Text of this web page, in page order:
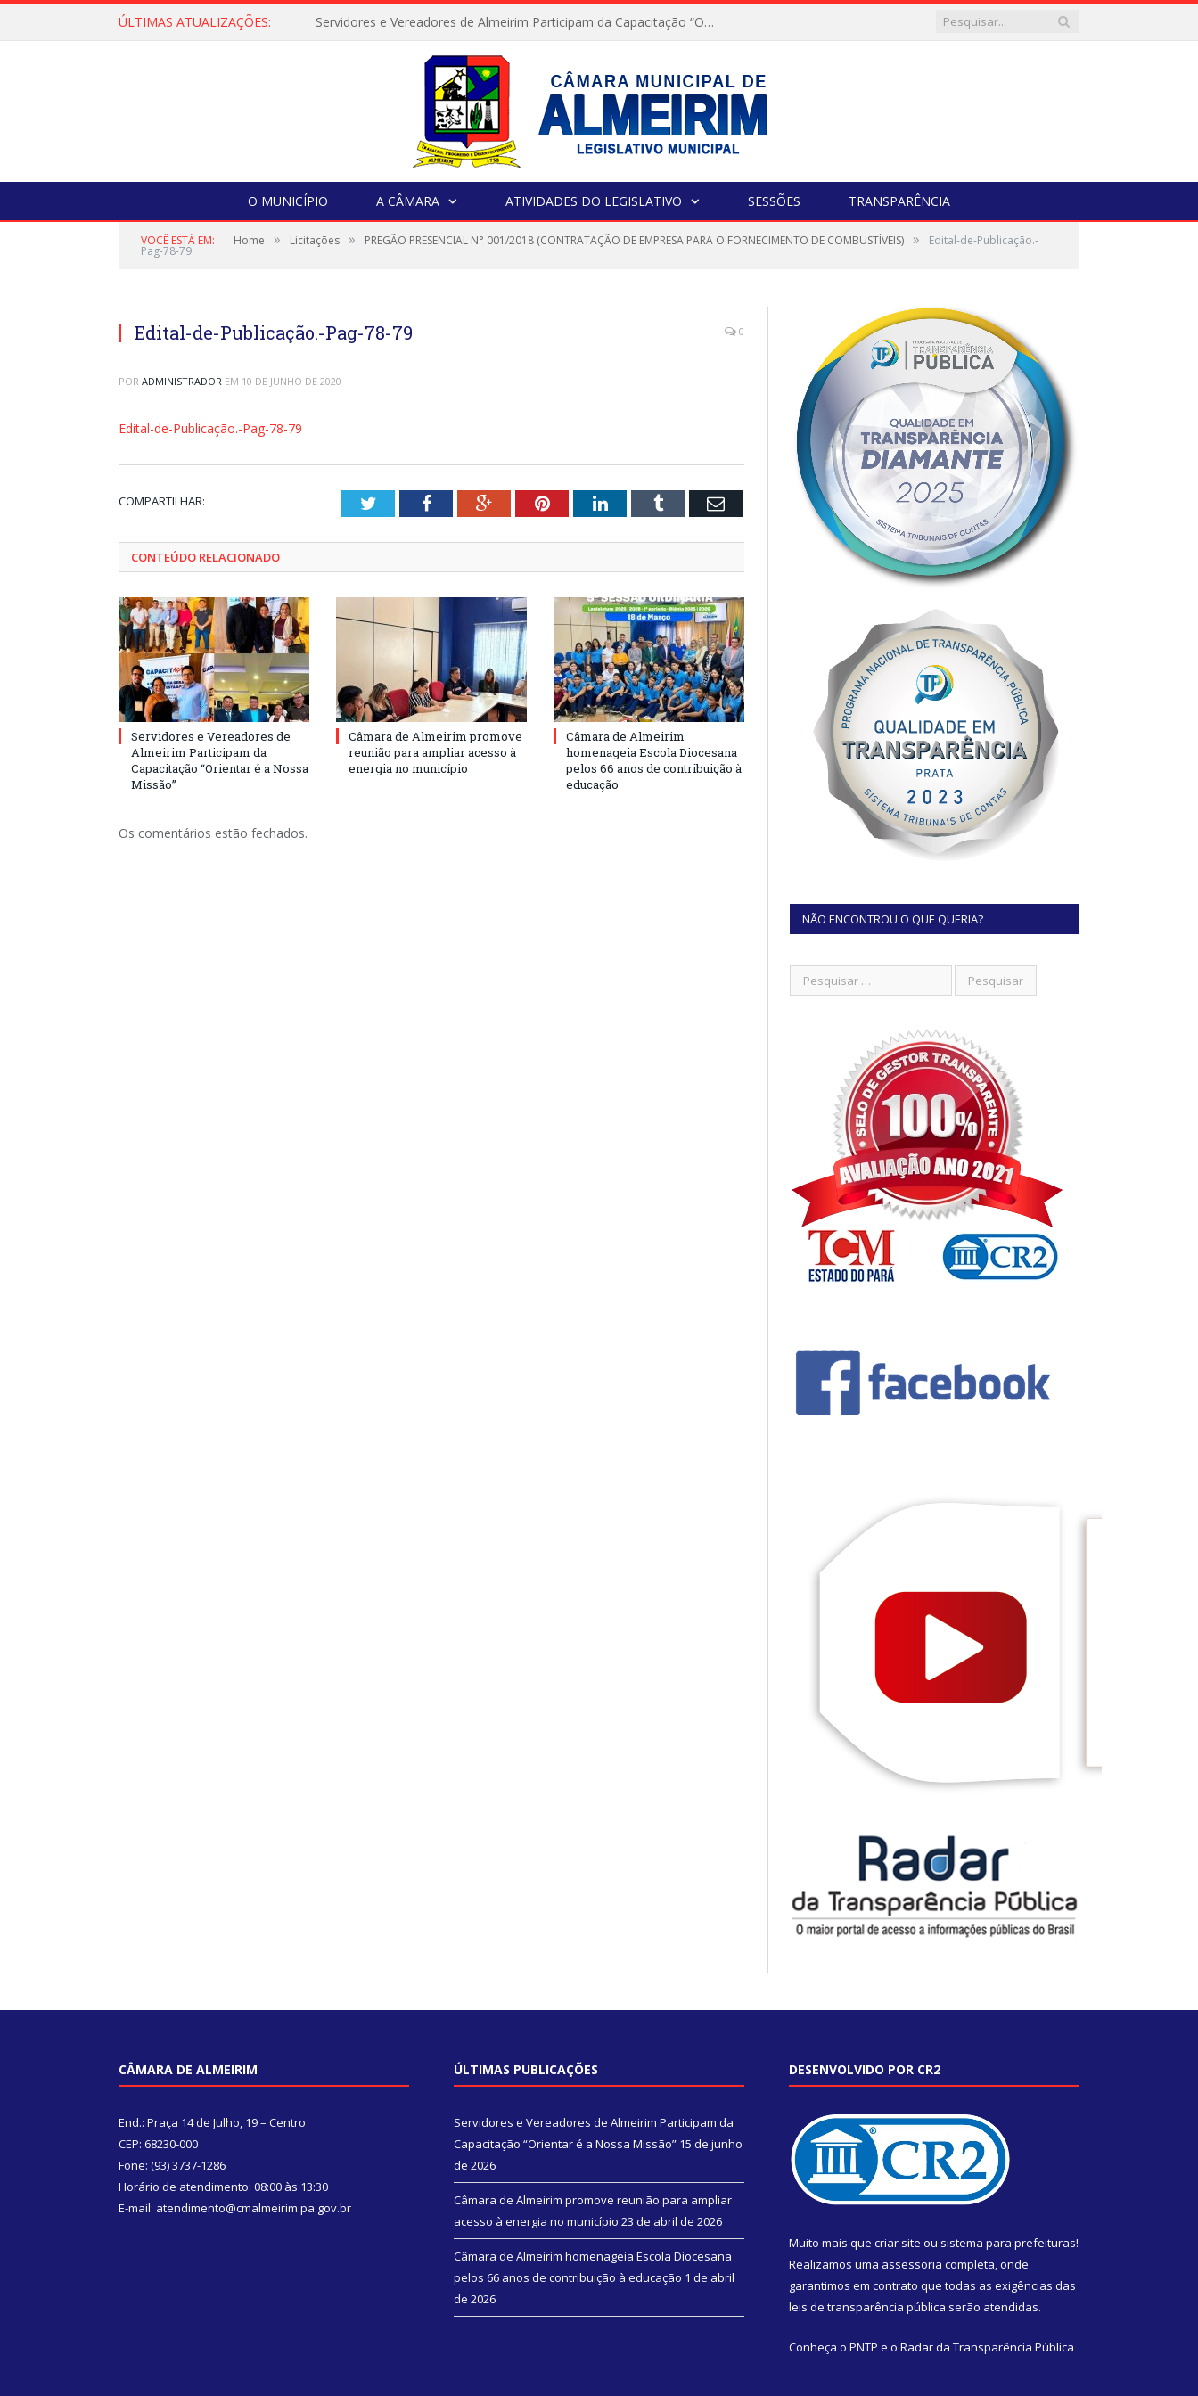
ÚLTIMAS ATUALIZAÇÕES: Servidores e Vereadores de Almeirim Participam da Capacitação “Orientar é a Nossa Missão”
O MUNICÍPIO A CÂMARA ATIVIDADES DO LEGISLATIVO SESSÕES TRANSPARÊNCIA
VOCÊ ESTÁ EM: Home » Licitações » PREGÃO PRESENCIAL N° 001/2018 (CONTRATAÇÃO DE EMPRESA PARA O FORNECIMENTO DE COMBUSTÍVEIS) » Edital-de-Publicação.-
Pag-78-79
Edital-de-Publicação.-Pag-78-79 0
POR ADMINISTRADOR EM 10 DE JUNHO DE 2020
Edital-de-Publicação.-Pag-78-79
COMPARTILHAR: TwitterFacebookGoogle+PinterestLinkedInTumblr Email
CONTEÚDO RELACIONADO
Servidores e Vereadores de
Almeirim Participam da
Capacitação “Orientar é a Nossa
Missão”
Câmara de Almeirim promove
reunião para ampliar acesso à
energia no município
Câmara de Almeirim
homenageia Escola Diocesana
pelos 66 anos de contribuição à
educação
Os comentários estão fechados.
NÃO ENCONTROU O QUE QUERIA?
CÂMARA DE ALMEIRIM
End.: Praça 14 de Julho, 19 – Centro
CEP: 68230-000
Fone: (93) 3737-1286
Horário de atendimento: 08:00 às 13:30
E-mail: atendimento@cmalmeirim.pa.gov.br
ÚLTIMAS PUBLICAÇÕES
Servidores e Vereadores de Almeirim Participam da
Capacitação “Orientar é a Nossa Missão” 15 de junho
de 2026
Câmara de Almeirim promove reunião para ampliar
acesso à energia no município 23 de abril de 2026
Câmara de Almeirim homenageia Escola Diocesana
pelos 66 anos de contribuição à educação 1 de abril
de 2026
DESENVOLVIDO POR CR2
Muito mais que criar site ou sistema para prefeituras!
Realizamos uma assessoria completa, onde
garantimos em contrato que todas as exigências das
leis de transparência pública serão atendidas.
Conheça o PNTP e o Radar da Transparência Pública